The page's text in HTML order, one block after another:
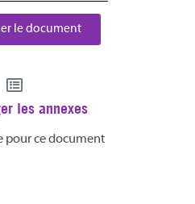
le document
les annexes
pour ce document